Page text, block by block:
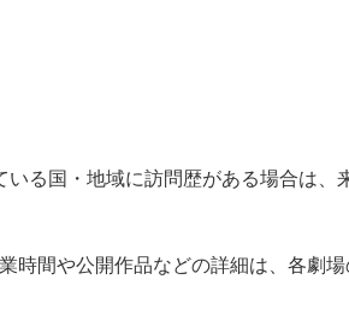
いる国・地域に訪問歴がある場合は、
時間や公開作品などの詳細は、各劇場